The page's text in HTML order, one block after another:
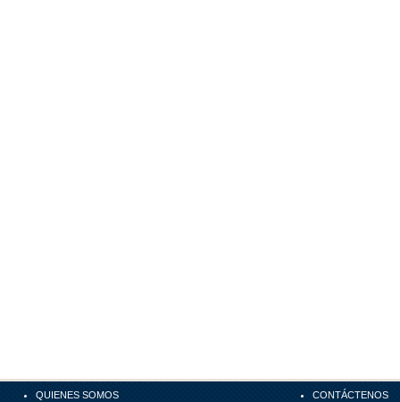
QUIENES SOMOS
CONTÁCTENOS